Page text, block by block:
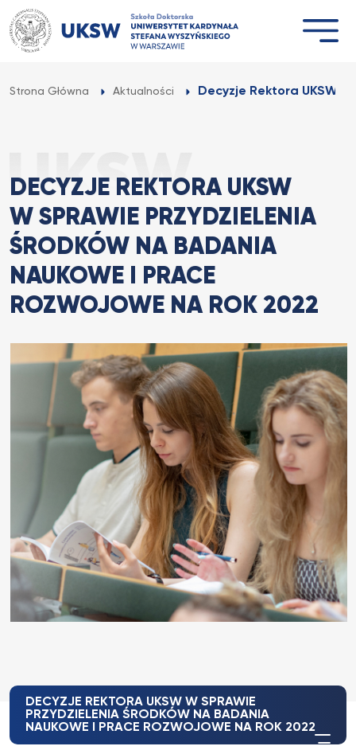
Przejdź
do
treści
Strona Główna Aktualności Decyzje Rektora UKSW
DECYZJE REKTORA UKSW
W SPRAWIE PRZYDZIELENIA
ŚRODKÓW NA BADANIA
NAUKOWE I PRACE
ROZWOJOWE NA ROK 2022
DECYZJE REKTORA UKSW W SPRAWIE
PRZYDZIELENIA ŚRODKÓW NA BADANIA
NAUKOWE I PRACE ROZWOJOWE NA ROK 2022